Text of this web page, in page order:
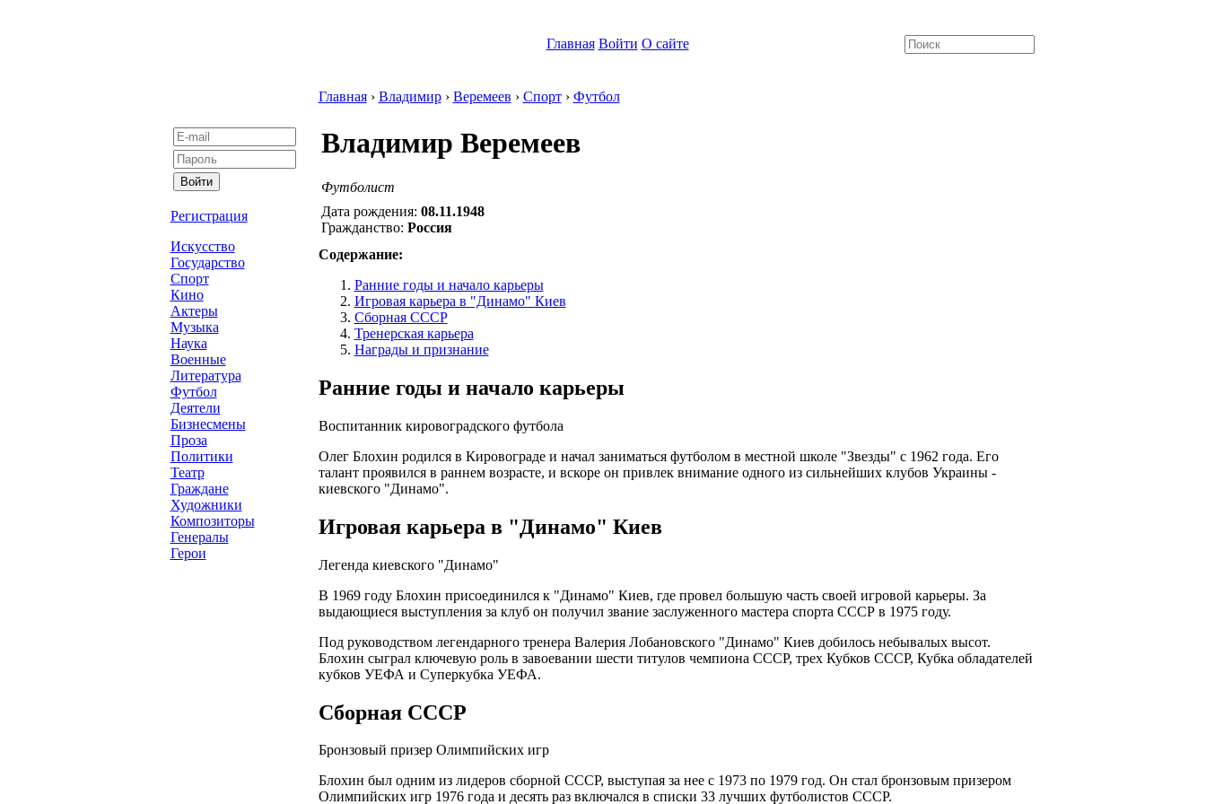
Главная Войти О сайте
Регистрация
Искусство
Государство
Спорт
Кино
Актеры
Музыка
Наука
Военные
Литература
Футбол
Деятели
Бизнесмены
Проза
Политики
Театр
Граждане
Художники
Композиторы
Генералы
Герои
Главная› Владимир› Веремеев › Спорт› Футбол
Владимир Веремеев
Футболист
Дата рождения: 08.11.1948
Гражданство: Россия
Содержание:
Ранние годы и начало карьеры
Игровая карьера в "Динамо" Киев
Сборная СССР
Тренерская карьера
Награды и признание
Ранние годы и начало карьеры
Воспитанник кировоградского футбола
Олег Блохин родился в Кировограде и начал заниматься футболом в местной школе "Звезды" с 1962 года. Его
талант проявился в раннем возрасте, и вскоре он привлек внимание одного из сильнейших клубов Украины -
киевского "Динамо".
Игровая карьера в "Динамо" Киев
Легенда киевского "Динамо"
В 1969 году Блохин присоединился к "Динамо" Киев, где провел большую часть своей игровой карьеры. За
выдающиеся выступления за клуб он получил звание заслуженного мастера спорта СССР в 1975 году.
Под руководством легендарного тренера Валерия Лобановского "Динамо" Киев добилось небывалых высот.
Блохин сыграл ключевую роль в завоевании шести титулов чемпиона СССР, трех Кубков СССР, Кубка обладателей
кубков УЕФА и Суперкубка УЕФА.
Сборная СССР
Бронзовый призер Олимпийских игр
Блохин был одним из лидеров сборной СССР, выступая за нее с 1973 по 1979 год. Он стал бронзовым призером
Олимпийских игр 1976 года и десять раз включался в списки 33 лучших футболистов СССР.